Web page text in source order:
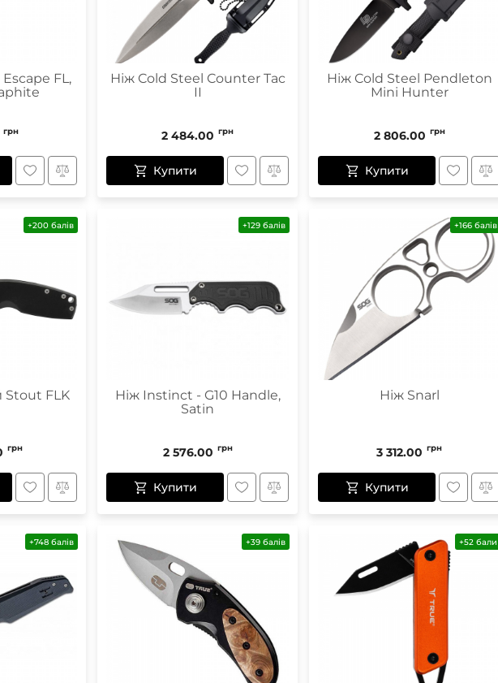
FL,
грн
Ніж Cold Steel Counter Tac
II
2 484.00 грн
Купити
Ніж Cold Steel Pendleton
Mini Hunter
2 806.00 грн
Купити
+200 балів
Stout FLK
грн
+129 балів
Ніж Instinct - G10 Handle,
Satin
2 576.00 грн
Купити
+166 балів
Ніж Snarl
3 312.00 грн
Купити
+748 балів +39 балів +52 бали